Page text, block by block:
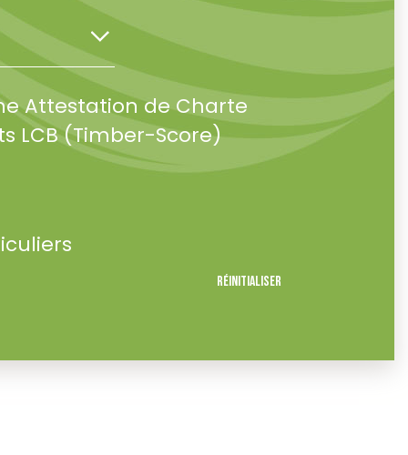
Attestation de Charte
LCB (Timber-Score)
Réinitialiser